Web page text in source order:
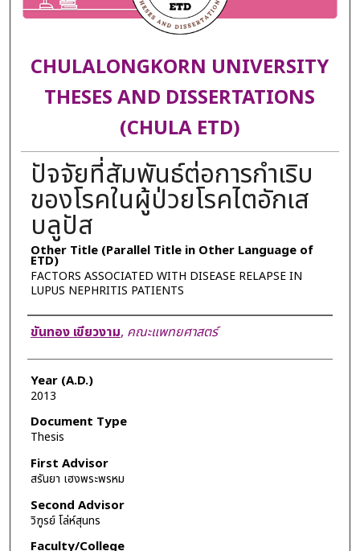
CHULALONGKORN UNIVERSITY
THESES AND DISSERTATIONS
(CHULA ETD)
ปัจจัยที่สัมพันธ์ต่อการกำเริบ
ของโรคในผู้ป่วยโรคไตอักเส
บลูปัส
Other Title (Parallel Title in Other Language of
ETD)
FACTORS ASSOCIATED WITH DISEASE RELAPSE IN
LUPUS NEPHRITIS PATIENTS
Author
ขันทอง เขียวงาม, คณะแพทยศาสตร์
Year (A.D.)
2013
Document Type
Thesis
First Advisor
สรันยา เฮงพระพรหม
Second Advisor
วิฑูรย์ โล่ห์สุนทร
Faculty/College